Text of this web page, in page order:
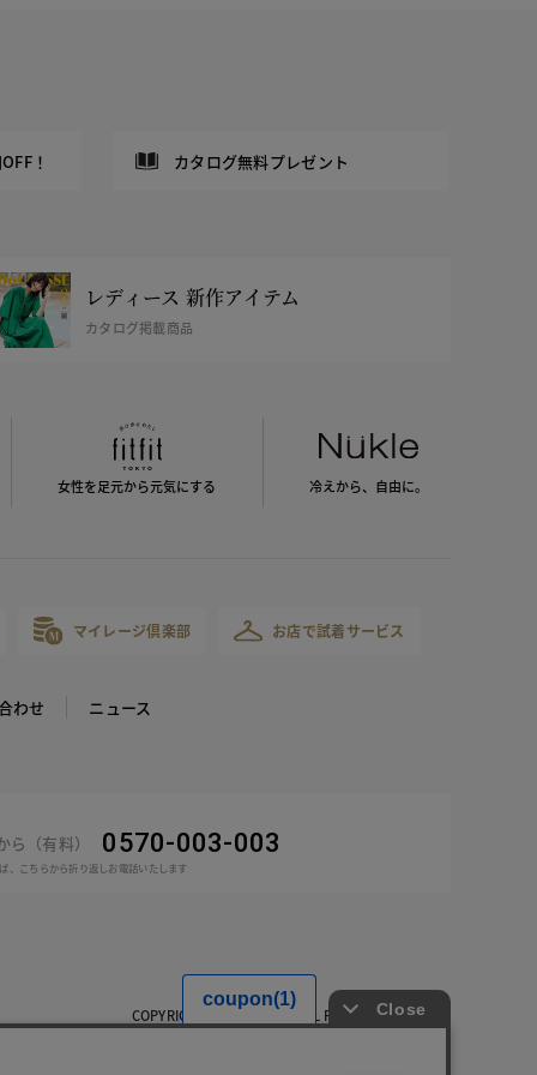
！ カタログ無料プレゼント
レディース 新作アイテム
カタログ掲載商品
女性を足元から元気にする 冷えから、 自由に。
マイレージ倶楽部 お店で試着サービス
わせ ニュース
（有料） 0570-003-003
、こちらから折り返しお電話いたします
COPYRIGHT © DoCLASSE ALL RIGHTS RESERVED.